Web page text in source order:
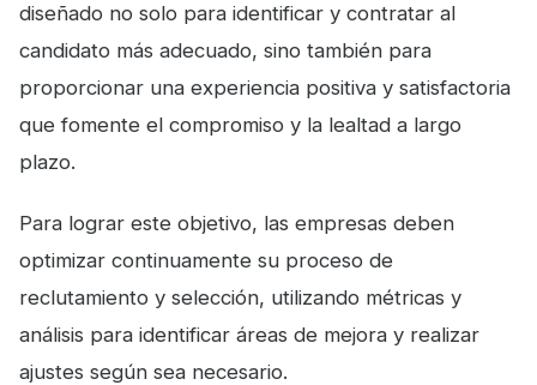
diseñado no solo para identificar y contratar al
candidato más adecuado, sino también para
proporcionar una experiencia positiva y satisfactoria
que fomente el compromiso y la lealtad a largo
plazo.
Para lograr este objetivo, las empresas deben
optimizar continuamente su proceso de
reclutamiento y selección, utilizando métricas y
análisis para identificar áreas de mejora y realizar
ajustes según sea necesario.